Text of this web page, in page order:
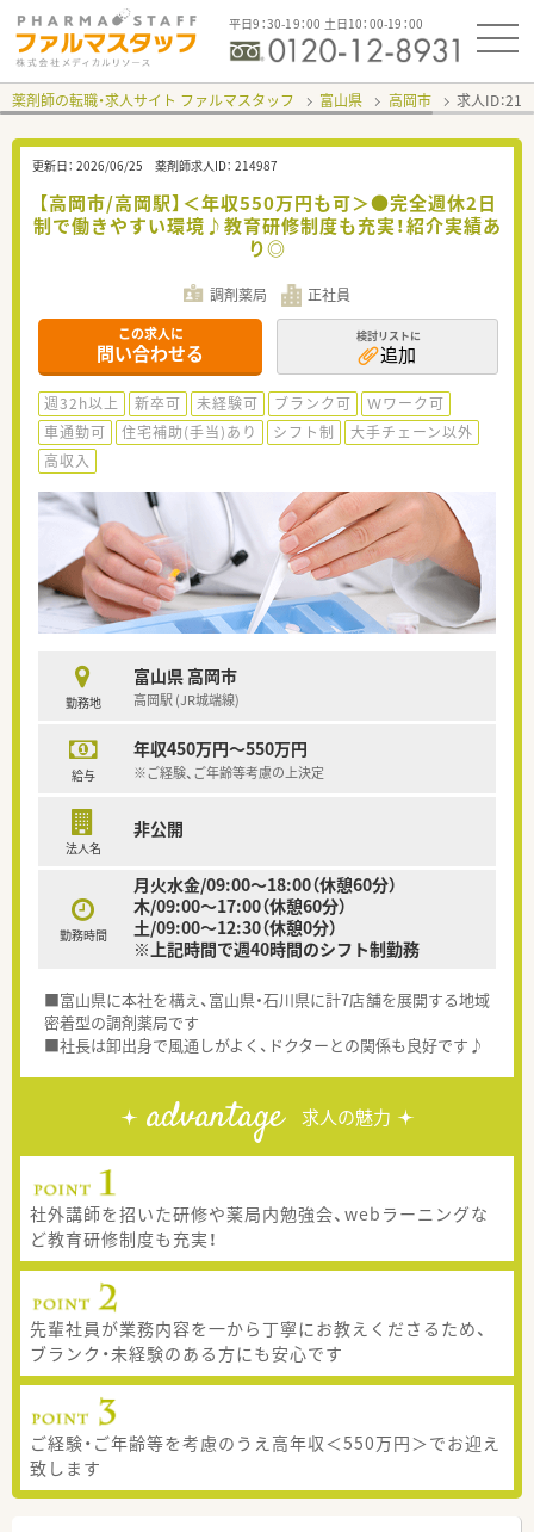
平日9：30-19：00 土日10：00-19：00
薬剤師の転職・求人サイト ファルマスタッフ 富山県 高岡市 求人ID：
更新日： 2026/06/25 薬剤師求人ID： 214987
【高岡市/高岡駅】＜年収550万円も可＞●完全週休2日
制で働きやすい環境♪教育研修制度も充実！紹介実績あ
り◎
調剤薬局 正社員
この求人に
問い合わせる
検討リストに
追加
週32h以上 新卒可 未経験可 ブランク可
Ｗワーク可
車通勤可
住宅補助(手当)あり シフト制
大手チェーン以外
高収入
勤務地
富山県 高岡市
高岡駅 (JR城端線)
給与
年収450万円～550万円
※ご経験、ご年齢等考慮の上決定
法人名
非公開
勤務時間
月火水金/09:00～18:00（休憩60分）
木/09:00～17:00（休憩60分）
土/09:00～12:30（休憩0分）
※上記時間で週40時間のシフト制勤務
■富山県に本社を構え、富山県・石川県に計7店舗を展開する地域
密着型の調剤薬局です
■社長は卸出身で風通しがよく、ドクターとの関係も良好です♪
advantage 求人の魅力
社外講師を招いた研修や薬局内勉強会、webラーニングな
ど教育研修制度も充実！
先輩社員が業務内容を一から丁寧にお教えくださるため、
ブランク・未経験のある方にも安心です
ご経験・ご年齢等を考慮のうえ高年収＜550万円＞でお迎え
致します